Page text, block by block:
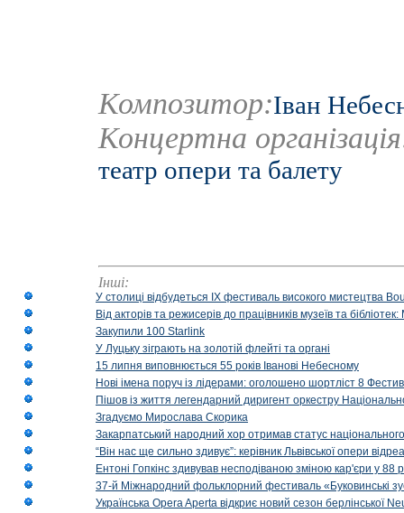
Композитор:Іван
Концертна
театр опери та балету
Інші:
У столиці відбудеться IX фестиваль високого мистецтва
Від акторів та режисерів до працівників музеїв та
Закупили 100 Starlink
У Луцьку зіграють на золотій флейті та органі
15 липня виповнюється 55 років Іванові Небесному
Нові імена поруч із лідерами: оголошено шортліст 8
Пішов із життя легендарний диригент оркестру
Згадуємо Мирослава Скорика
Закарпатський народний хор отримав статус національного
“Він нас ще сильно здивує”: керівник Львівської опери
Ентоні Гопкінс здивував несподіваною зміною кар'єри у 88
37-й Міжнародний фольклорний фестиваль «Буковинські
Українська Opera Aperta відкриє новий сезон берлінської